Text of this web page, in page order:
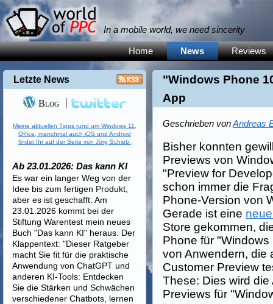
In a mobile world, we need sincerity
Home News Reviews
"Windows Phone
App
Geschrieben vonAndreas
Bisher konnten
Previews von
"Preview for
schon immer die
Phone-Version von
Gerade ist eine
Store gekommen,
Phone für
von Anwendern, die
Customer Preview
These: Dies wird
Previews für
Letzte News
Blog
Meine aktuellen Tipps rund um Windows 11,
Office, manchmal auch iOS und Android
findet Ihr auf der Seite von Jörg Schieb.
Ab 23.01.2026: Das kann KI
Es war ein langer Weg von der
Idee bis zum fertigen Produkt,
aber es ist geschafft: Am
23.01.2026 kommt bei der
Stiftung Warentest mein neues
Buch "Das kann KI" heraus. Der
Klappentext: "Dieser Ratgeber
macht Sie fit für die praktische
Anwendung von ChatGPT und
anderen KI-Tools: Entdecken
Sie die Stärken und Schwächen
verschiedener Chatbots, lernen